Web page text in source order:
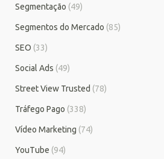
Segmentação (49)
Segmentos do Mercado (85)
SEO (33)
Social Ads (49)
Street View Trusted (78)
Tráfego Pago (338)
Vídeo Marketing (74)
YouTube (94)